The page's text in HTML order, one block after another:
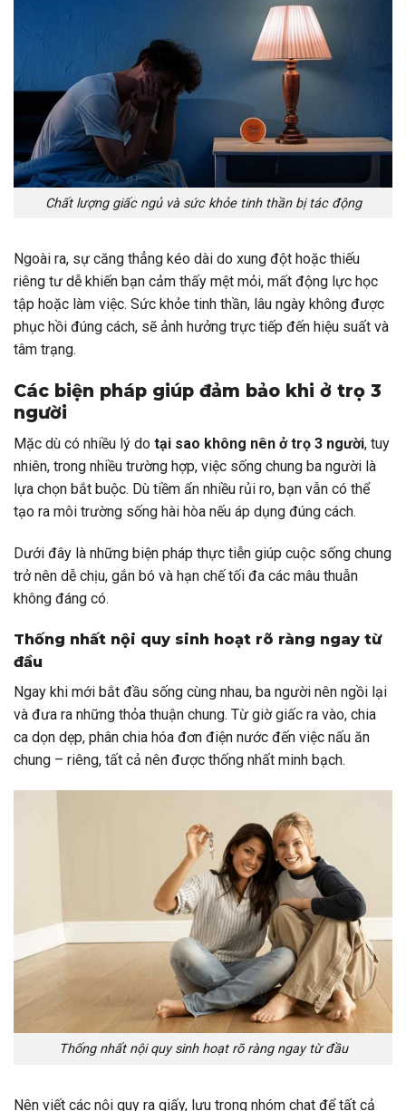
Chất lượng giấc ngủ và sức khỏe tinh thần bị tác động
Ngoài ra, sự căng thẳng kéo dài do xung đột hoặc thiếu
riêng tư dễ khiến bạn cảm thấy mệt mỏi, mất động lực học
tập hoặc làm việc. Sức khỏe tinh thần, lâu ngày không được
phục hồi đúng cách, sẽ ảnh hưởng trực tiếp đến hiệu suất và
tâm trạng.
Các biện pháp giúp đảm bảo khi ở trọ 3
người
Mặc dù có nhiều lý do tại sao không nên ở trọ 3 người, tuy
nhiên, trong nhiều trường hợp, việc sống chung ba người là
lựa chọn bắt buộc. Dù tiềm ẩn nhiều rủi ro, bạn vẫn có thể
tạo ra môi trường sống hài hòa nếu áp dụng đúng cách.
Dưới đây là những biện pháp thực tiễn giúp cuộc sống chung
trở nên dễ chịu, gắn bó và hạn chế tối đa các mâu thuẫn
không đáng có.
Thống nhất nội quy sinh hoạt rõ ràng ngay từ
đầu
Ngay khi mới bắt đầu sống cùng nhau, ba người nên ngồi lại
và đưa ra những thỏa thuận chung. Từ giờ giấc ra vào, chia
ca dọn dẹp, phân chia hóa đơn điện nước đến việc nấu ăn
chung – riêng, tất cả nên được thống nhất minh bạch.
Thống nhất nội quy sinh hoạt rõ ràng ngay từ đầu
Nên viết các nội quy ra giấy, lưu trong nhóm chat để tất cả